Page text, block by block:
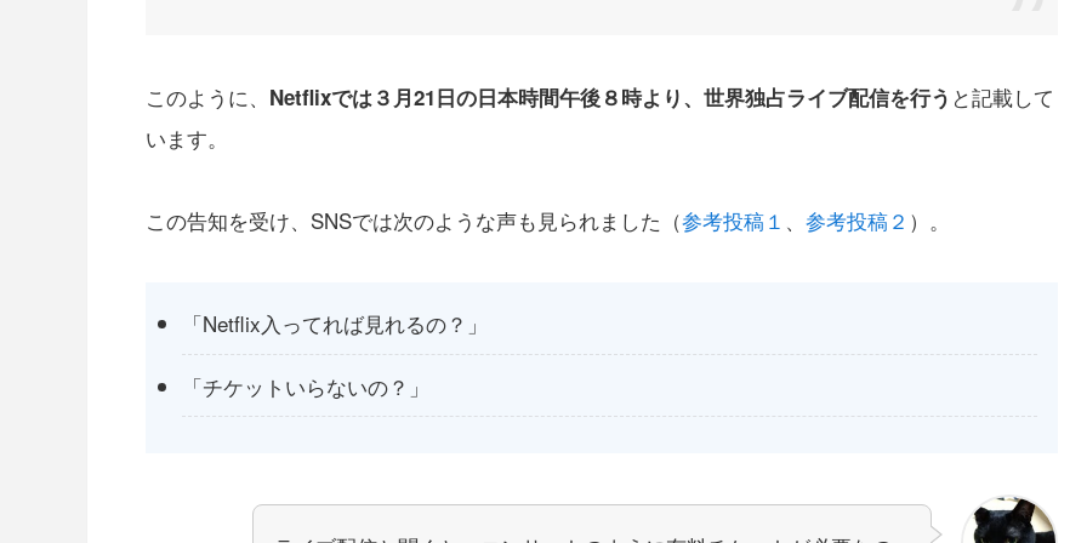
このように、 Netflixでは３月21日の日本時間午後８時より、世界独占ライブ配信を行う と記載して
います。
この告知を受け、SNSでは次のような声も見られました（参考投稿１ 、 参考投稿２ ）。
「Netflix入ってれば見れるの？」
「チケットいらないの？」